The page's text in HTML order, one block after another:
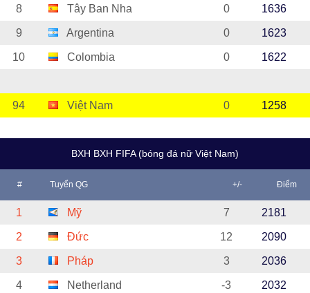
8 Tây Ban Nha 0 1636
9 Argentina 0 1623
10 Colombia 0 1622
94 Việt Nam 0 1258
BXH BXH FIFA (bóng đá nữ Việt Nam)
# Tuyển QG +/- Điểm
1 Mỹ 7 2181
2 Đức 12 2090
3 Pháp 3 2036
4 Netherland -3 2032